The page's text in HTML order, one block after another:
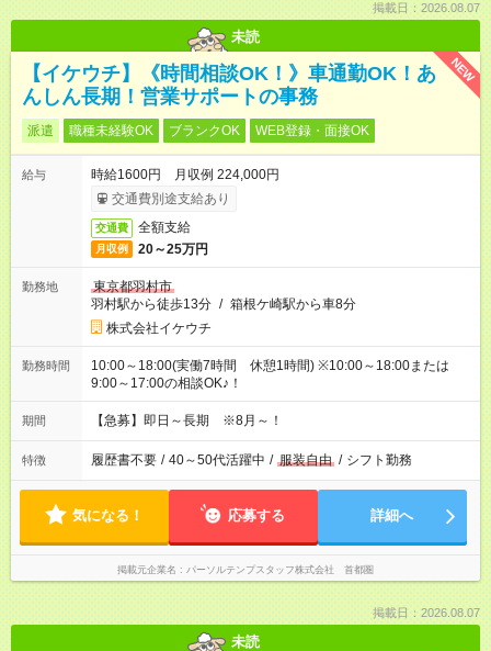
掲載日：2026.08.07
未読
NEW
【イケウチ】《時間相談OK！》車通勤OK！あ
んしん長期！営業サポートの事務
派遣 職種未経験OK ブランクOK WEB登録・面接OK
給与
時給1600円 月収例 224,000円
交通費別途支給あり
交通費 全額支給
月収例 20～25万円
勤務地
東京都羽村市
羽村駅から徒歩13分 / 箱根ケ崎駅から車8分
株式会社イケウチ
勤務時間
10:00～18:00(実働7時間 休憩1時間) ※10:00～18:00または
9:00～17:00の相談OK♪！
期間 【急募】即日～長期 ※8月～！
特徴 履歴書不要 / 40～50代活躍中 / 服装自由 / シフト勤務
気になる！ 応募する 詳細へ
掲載元企業名 パーソルテンプスタッフ株式会社 首都圏
掲載日：2026.08.07
未読